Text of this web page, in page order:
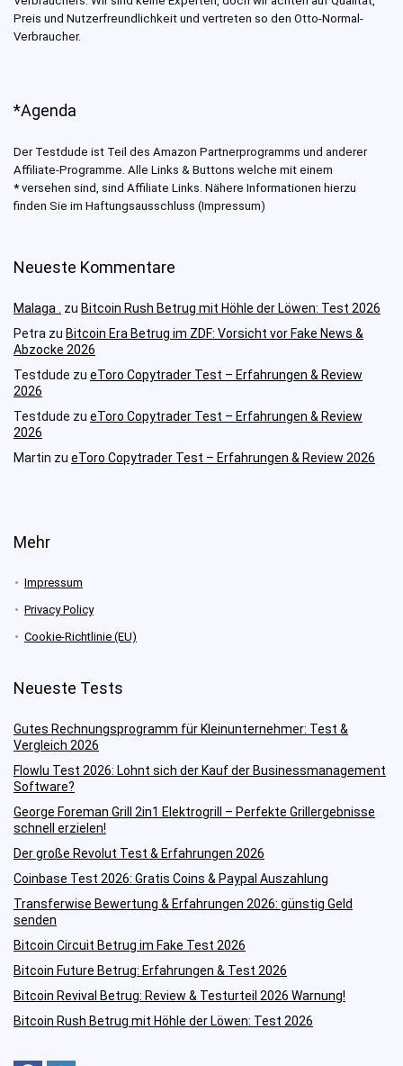
Preis und Nutzerfreundlichkeit und vertreten so den Otto-Normal-
Verbraucher.
*Agenda
Der Testdude ist Teil des Amazon Partnerprogramms und anderer
Affiliate-Programme. Alle Links & Buttons welche mit einem
*versehen sind, sind Affiliate Links. Nähere Informationen hierzu
finden Sie im Haftungsausschluss (Impressum)
Neueste Kommentare
Malaga . zu Bitcoin Rush Betrug mit Höhle der Löwen: Test 2026
Petra zu Bitcoin Era Betrug im ZDF: Vorsicht vor Fake News &
Abzocke 2026
Testdude zu eToro Copytrader Test – Erfahrungen & Review
2026
Testdude zu eToro Copytrader Test – Erfahrungen & Review
2026
Martin zu eToro Copytrader Test – Erfahrungen & Review 2026
Mehr
Impressum
Privacy Policy
Cookie-Richtlinie (EU)
Neueste Tests
Gutes Rechnungsprogramm für Kleinunternehmer: Test &
Vergleich 2026
Flowlu Test 2026: Lohnt sich der Kauf der Businessmanagement
Software?
George Foreman Grill 2in1 Elektrogrill – Perfekte Grillergebnisse
schnell erzielen!
Der große Revolut Test & Erfahrungen 2026
Coinbase Test 2026: Gratis Coins & Paypal Auszahlung
Transferwise Bewertung & Erfahrungen 2026: günstig Geld
senden
Bitcoin Circuit Betrug im Fake Test 2026
Bitcoin Future Betrug: Erfahrungen & Test 2026
Bitcoin Revival Betrug: Review & Testurteil 2026 Warnung!
Bitcoin Rush Betrug mit Höhle der Löwen: Test 2026